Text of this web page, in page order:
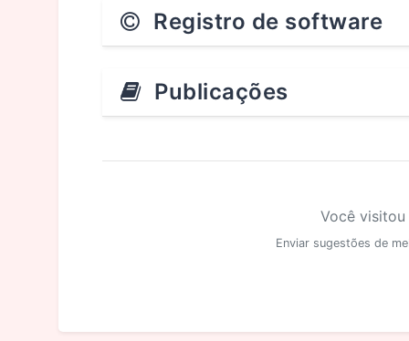
Registro de software
Publicações
Você
Enviar sugestões de